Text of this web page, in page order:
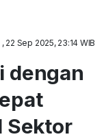
22 Sep 2025, 23:14 WIB
dengan
Sektor